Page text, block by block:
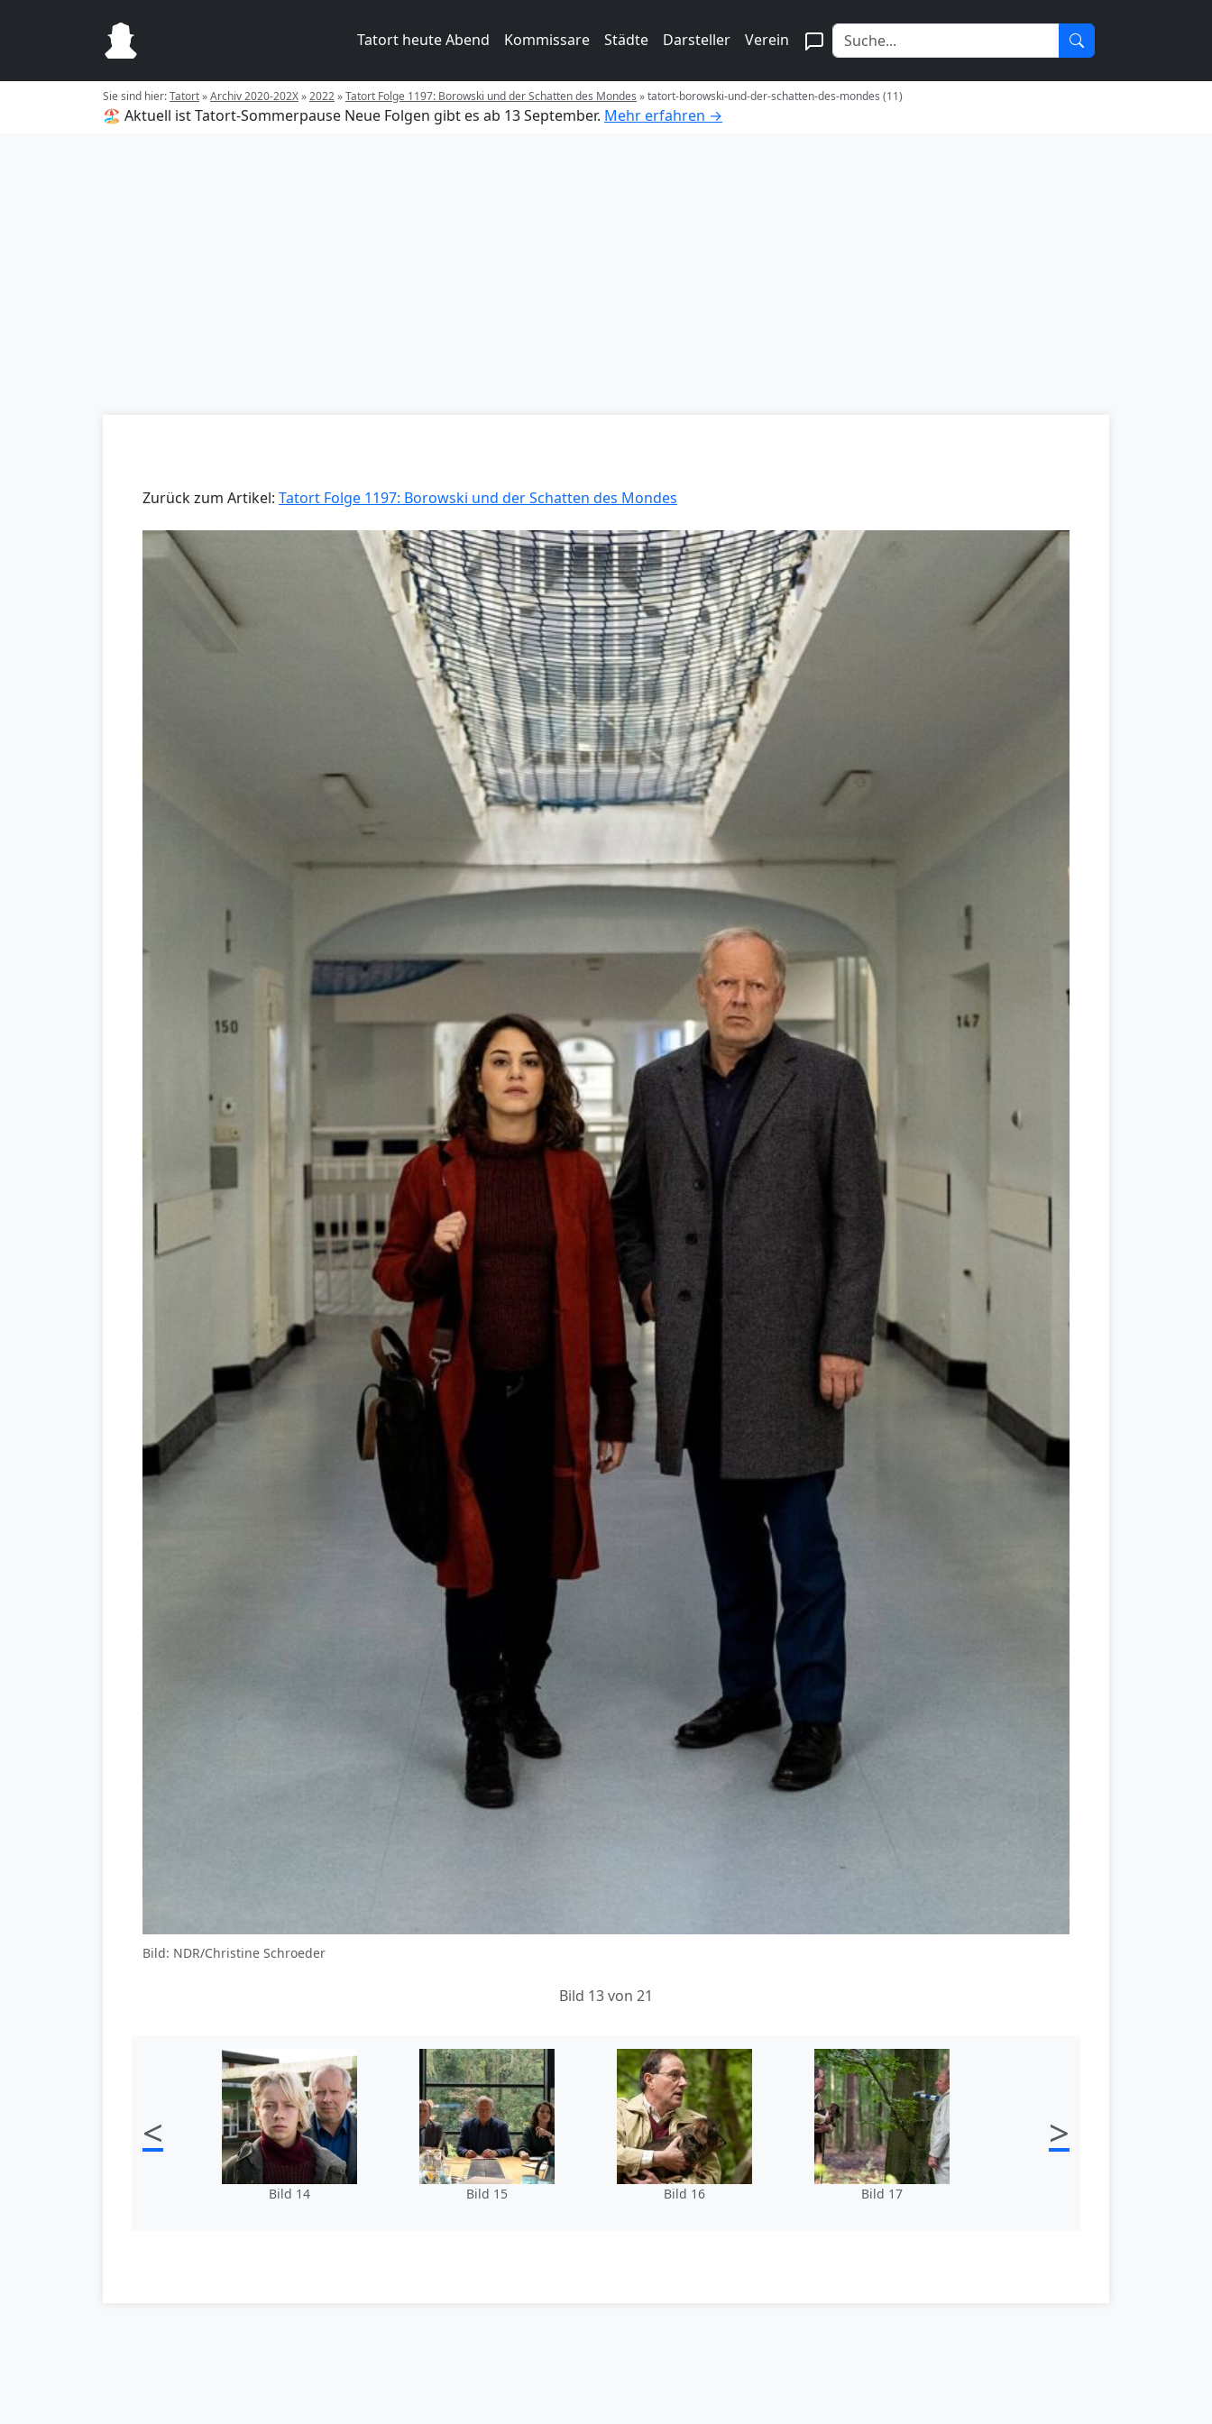
Tatort heute Abend Kommissare Städte Darsteller Verein
Sie sind hier:Tatort»Archiv 2020-202X»2022»Tatort Folge 1197: Borowski und der Schatten des Mondes »tatort-borowski-und-der-schatten-des-mondes (11)
🏖️ Aktuell ist Tatort-Sommerpause Neue Folgen gibt es ab 13 September. Mehr erfahren →
Zurück zum Artikel: Tatort Folge 1197: Borowski und der Schatten des Mondes
Bild: NDR/Christine Schroeder
Bild 13 von 21
<
Bild 14 Bild 15 Bild 16 Bild 17
>